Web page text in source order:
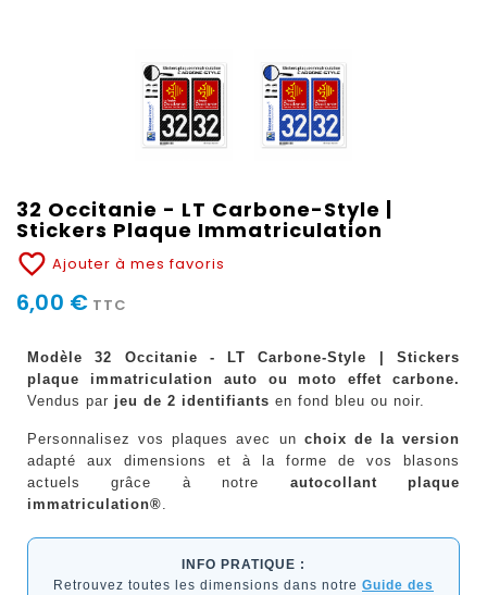
32 Occitanie - LT Carbone-Style |
Stickers Plaque Immatriculation
favorite_border Ajouter à mes favoris
6,00 € TTC
Modèle 32 Occitanie - LT Carbone-Style | Stickers
plaque immatriculation auto ou moto effet carbone.
Vendus par jeu de 2 identifiants en fond bleu ou noir.
Personnalisez vos plaques avec un choix de la version
adapté aux dimensions et à la forme de vos blasons
actuels grâce à notre autocollant plaque
immatriculation®.
INFO PRATIQUE :
Retrouvez toutes les dimensions dans notre Guide des